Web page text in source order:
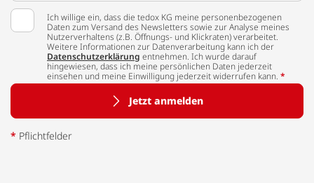
Ich willige ein, dass die tedox KG meine personenbezogenen
Daten zum Versand des Newsletters sowie zur Analyse meines
Nutzerverhaltens (z.B. Öffnungs- und Klickraten) verarbeitet.
Weitere Informationen zur Datenverarbeitung kann ich der
Datenschutzerklärung entnehmen. Ich wurde darauf
hingewiesen, dass ich meine persönlichen Daten jederzeit
einsehen und meine Einwilligung jederzeit widerrufen kann. *
Jetzt anmelden
* Pflichtfelder